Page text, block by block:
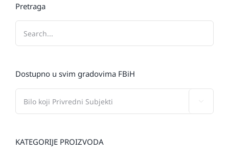
Pretraga
Dostupno u svim gradovima FBiH
KATEGORIJE PROIZVODA